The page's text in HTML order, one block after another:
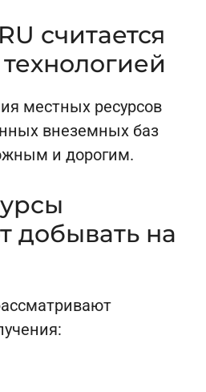
считается
местных ресурсов
внеземных баз
и дорогим.
добывать на